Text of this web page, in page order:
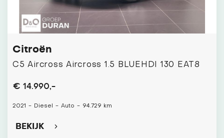
Citroën
C5 Aircross Aircross 1.5 BLUEHDI 130 EAT8
€ 14.990,-
2021 - Diesel - Auto - 94.729 km
BEKIJK